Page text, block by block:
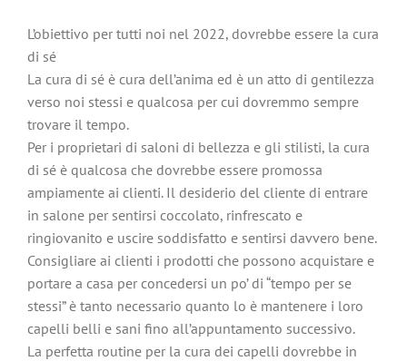
L’obiettivo per tutti noi nel 2022, dovrebbe essere la cura
di sé
La cura di sé è cura dell’anima ed è un atto di gentilezza
verso noi stessi e qualcosa per cui dovremmo sempre
trovare il tempo.
Per i proprietari di saloni di bellezza e gli stilisti, la cura
di sé è qualcosa che dovrebbe essere promossa
ampiamente ai clienti. Il desiderio del cliente di entrare
in salone per sentirsi coccolato, rinfrescato e
ringiovanito e uscire soddisfatto e sentirsi davvero bene.
Consigliare ai clienti i prodotti che possono acquistare e
portare a casa per concedersi un po’ di “tempo per se
stessi” è tanto necessario quanto lo è mantenere i loro
capelli belli e sani fino all’appuntamento successivo.
La perfetta routine per la cura dei capelli dovrebbe in